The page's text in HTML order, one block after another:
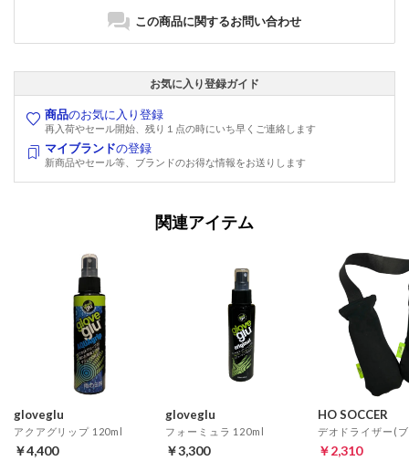
この商品に関するお問い合わせ
お気に入り登録ガイド
商品のお気に入り登録
再入荷やセール開始、残り１点の時にいち早くご連絡します
マイブランドの登録
新商品やセール等、ブランドのお得な情報をお送りします
関連アイテム
gloveglu
アクアグリップ 120ml
￥4,400
gloveglu
フォーミュラ 120ml
￥3,300
HO SOCCER
デオドライザー(
￥2,310